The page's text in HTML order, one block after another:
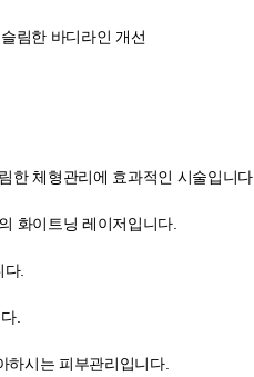
림한 바디라인 개선
한 체형관리에 효과적인 시술입니다.
화이트닝 레이저입니다.
.
.
하시는 피부관리입니다.